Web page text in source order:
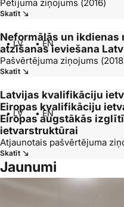
Pētījuma ziņojums (2016)
Skatīt
Neformālās un ikdienas
atzīšanas ieviešana
• LV • EN
Pašvērtējuma ziņojums
Skatīt
Latvijas kvalifikāciju
Eiropas kvalifikāciju
Eiropas augstākās
ietvarstruktūrai
• LV • EN
Atjaunotais pašvērtējuma
Skatīt
Jaunumi